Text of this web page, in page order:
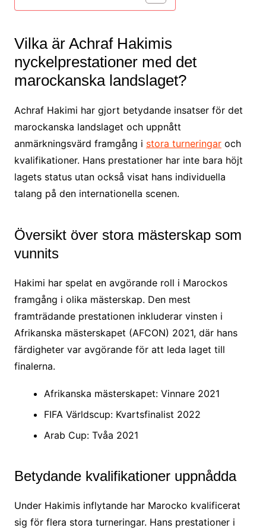
Vilka är Achraf Hakimis
nyckelprestationer med det
marockanska landslaget?
Achraf Hakimi har gjort betydande insatser för det
marockanska landslaget och uppnått
anmärkningsvärd framgång i stora turneringaroch
kvalifikationer. Hans prestationer har inte bara höjt
lagets status utan också visat hans individuella
talang på den internationella scenen.
Översikt över stora mästerskap som
vunnits
Hakimi har spelat en avgörande roll i Marockos
framgång i olika mästerskap. Den mest
framträdande prestationen inkluderar vinsten i
Afrikanska mästerskapet (AFCON) 2021, där hans
färdigheter var avgörande för att leda laget till
finalerna.
Afrikanska mästerskapet: Vinnare 2021
FIFA Världscup: Kvartsfinalist 2022
Arab Cup: Tvåa 2021
Betydande kvalifikationer uppnådda
Under Hakimis inflytande har Marocko kvalificerat
sig för flera stora turneringar. Hans prestationer i